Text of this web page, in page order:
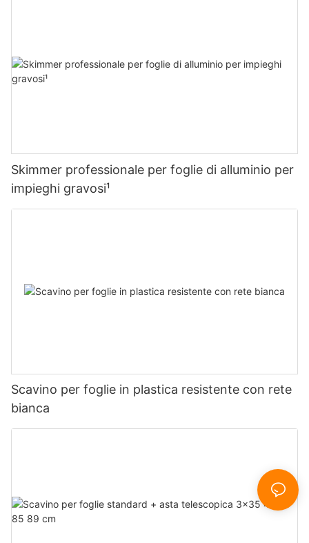
Skimmer professionale per foglie di alluminio per
impieghi gravosi¹
Scavino per foglie in plastica resistente con rete
bianca